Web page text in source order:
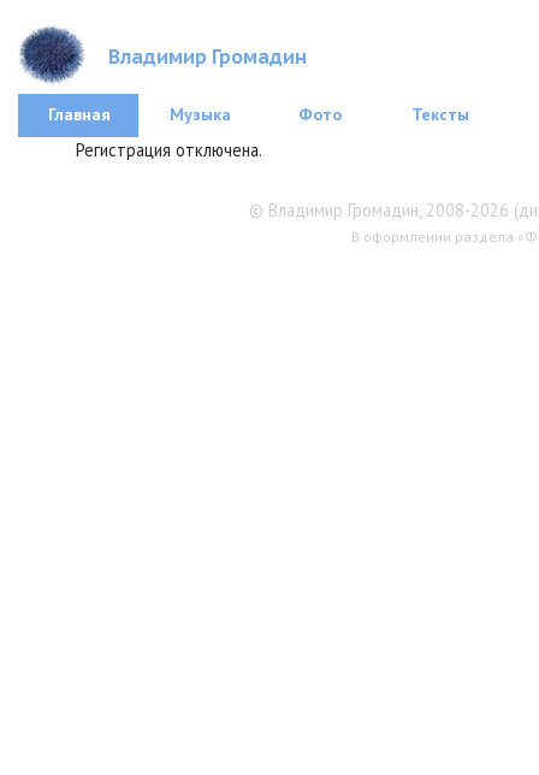
Владимир Громадин
Главная Музыка Фото Тексты
Регистрация отключена.
© Владимир Громадин, 2008-2026
В оформлении раздела